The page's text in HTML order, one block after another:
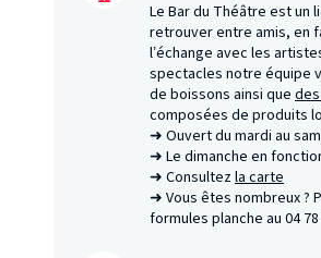
Le Bar du Théâtre est un
retrouver entre amis, en
l’échange avec les
spectacles notre équipe
de boissons ainsi que
composées de produits
➜ Ouvert du mardi au
➜ Le dimanche en
➜ Consultezla carte
➜ Vous êtes nombreux ?
formules planche au 04 78